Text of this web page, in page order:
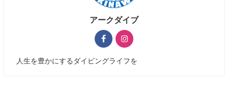
アークダイブ
人生を豊かにするダイビングライフを